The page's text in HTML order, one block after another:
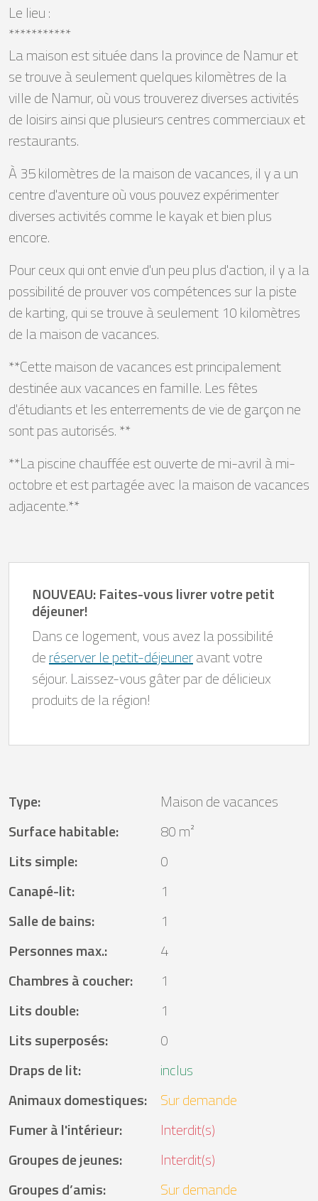
Le lieu :
***********
La maison est située dans la province de Namur et
se trouve à seulement quelques kilomètres de la
ville de Namur, où vous trouverez diverses activités
de loisirs ainsi que plusieurs centres commerciaux et
restaurants.
À 35 kilomètres de la maison de vacances, il y a un
centre d'aventure où vous pouvez expérimenter
diverses activités comme le kayak et bien plus
encore.
Pour ceux qui ont envie d'un peu plus d'action, il y a la
possibilité de prouver vos compétences sur la piste
de karting, qui se trouve à seulement 10 kilomètres
de la maison de vacances.
**Cette maison de vacances est principalement
destinée aux vacances en famille. Les fêtes
d'étudiants et les enterrements de vie de garçon ne
sont pas autorisés. **
**La piscine chauffée est ouverte de mi-avril à mi-
octobre et est partagée avec la maison de vacances
adjacente.**
NOUVEAU: Faites-vous livrer votre petit
déjeuner!
Dans ce logement, vous avez la possibilité
deréserver le petit-déjeuneravant votre
séjour. Laissez-vous gâter par de délicieux
produits de la région!
Type:
Maison de vacances
Surface habitable:
80 m²
Lits simple:
0
Canapé-lit:
1
Salle de bains:
1
Personnes max.:
4
Chambres à coucher:
1
Lits double:
1
Lits superposés:
0
Draps de lit:
inclus
Animaux domestiques:
Sur demande
Fumer à l'intérieur:
Interdit(s)
Groupes de jeunes:
Interdit(s)
Groupes d’amis: Sur demande